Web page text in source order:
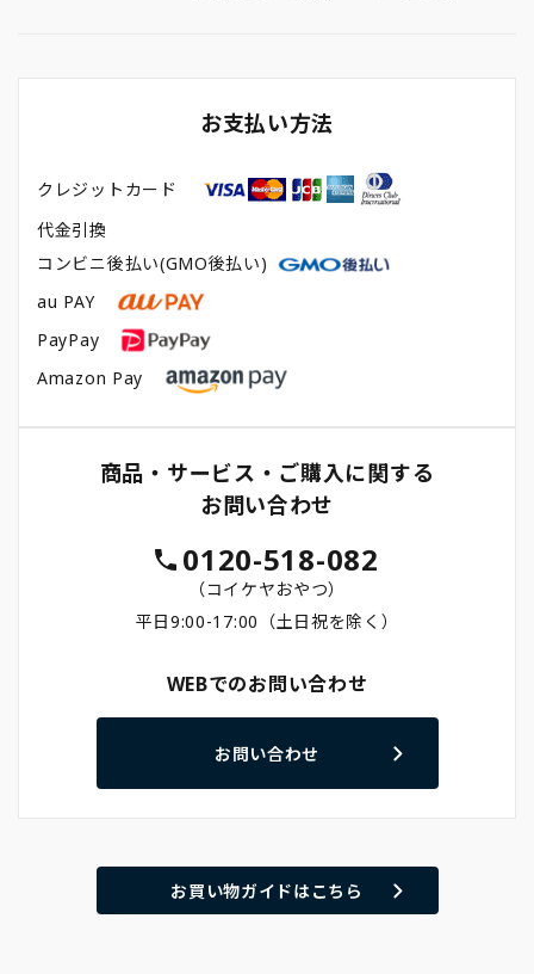
お支払い方法
クレジットカード
代金引換
コンビニ後払い(GMO後払い)
au PAY
PayPay
Amazon Pay
商品・サービス・ご購入に関する
お問い合わせ
0120-518-082
（コイケヤおやつ）
平日9:00-17:00（土日祝を除く）
WEBでのお問い合わせ
お問い合わせ
お買い物ガイドはこちら